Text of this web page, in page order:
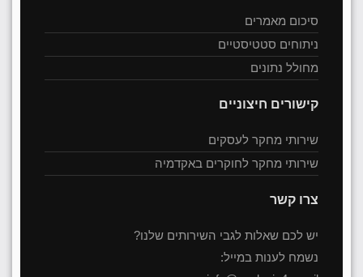
סיכום מאמרים
ניתוחים סטטיסטיים
מחולל נתונים
קישורים חיצוניים
שירותי מחקר לעסקים
שירותי מחקר לחוקרים באקדמיה
צרו קשר
יש לכם שאלות לגבי השירותים שלנו?
נשמח לענות במייל: